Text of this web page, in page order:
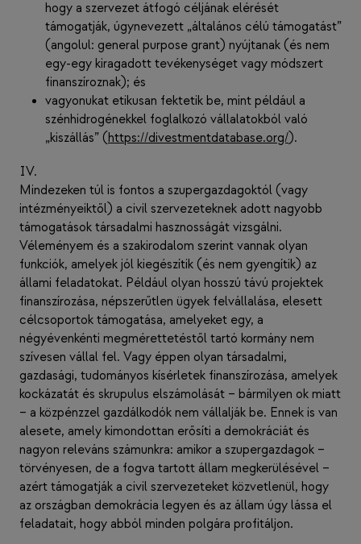
hogy a szervezet átfogó céljának elérését
támogatják, úgynevezett „általános célú támogatást”
(angolul: general purpose grant) nyújtanak (és nem
egy-egy kiragadott tevékenységet vagy módszert
finanszíroznak); és
vagyonukat etikusan fektetik be, mint például a
szénhidrogénekkel foglalkozó vállalatokból való
„kiszállás” (https://divestmentdatabase.org/).
IV.
Mindezeken túl is fontos a szupergazdagoktól (vagy
intézményeiktől) a civil szervezeteknek adott nagyobb
támogatások társadalmi hasznosságát vizsgálni.
Véleményem és a szakirodalom szerint vannak olyan
funkciók, amelyek jól kiegészítik (és nem gyengítik) az
állami feladatokat. Például olyan hosszú távú projektek
finanszírozása, népszerűtlen ügyek felvállalása, elesett
célcsoportok támogatása, amelyeket egy, a
négyévenkénti megmérettetéstől tartó kormány nem
szívesen vállal fel. Vagy éppen olyan társadalmi,
gazdasági, tudományos kísérletek finanszírozása, amelyek
kockázatát és skrupulus elszámolását – bármilyen ok miatt
– a közpénzzel gazdálkodók nem vállalják be. Ennek is van
alesete, amely kimondottan erősíti a demokráciát és
nagyon releváns számunkra: amikor a szupergazdagok –
törvényesen, de a fogva tartott állam megkerülésével –
azért támogatják a civil szervezeteket közvetlenül, hogy
az országban demokrácia legyen és az állam úgy lássa el
feladatait, hogy abból minden polgára profitáljon.